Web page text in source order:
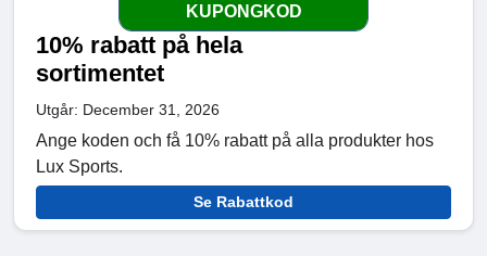
KUPONGKOD
10% rabatt på hela
sortimentet
Utgår: December 31, 2026
Ange koden och få 10% rabatt på alla produkter hos
Lux Sports.
Se Rabattkod